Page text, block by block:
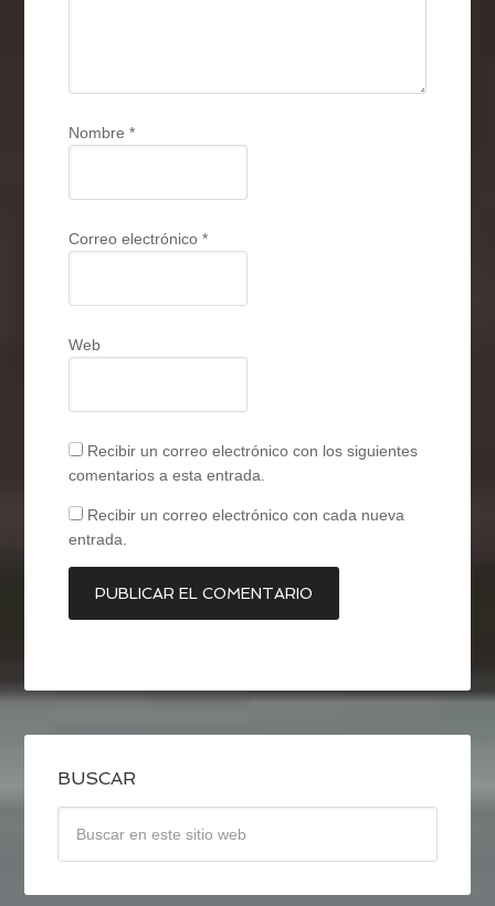
Nombre*
Correo electrónico*
Web
Recibir un correo electrónico con los siguientes
comentarios a esta entrada.
Recibir un correo electrónico con cada nueva
entrada.
BUSCAR